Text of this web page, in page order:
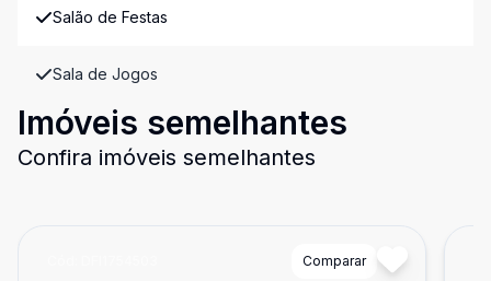
Salão de Festas
Sala de Jogos
Imóveis semelhantes
Confira imóveis semelhantes
Comparar